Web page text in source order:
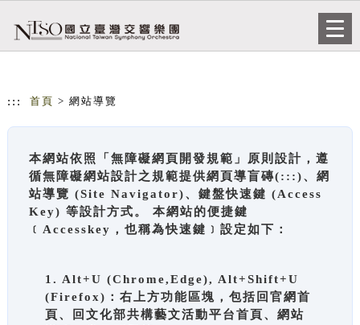
::: 首頁 > 網站導覽
本網站依照「無障礙網頁開發規範」原則設計，遵
循無障礙網站設計之規範提供網頁導盲磚(:::)、網
站導覽 (Site Navigator)、鍵盤快速鍵 (Access
Key) 等設計方式。 本網站的便捷鍵
﹝Accesskey，也稱為快速鍵﹞設定如下：
1. Alt+U (Chrome,Edge), Alt+Shift+U
(Firefox)：右上方功能區塊，包括回官網首
頁、回文化部共構藝文活動平台首頁、網站